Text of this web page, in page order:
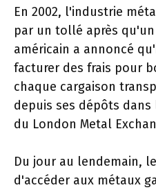
En 2002, l'industrie
par un tollé après
américain a annoncé
facturer des frais pour
chaque cargaison
depuis ses dépôts
du London Metal
Du jour au lendemain,
d'accéder aux métaux